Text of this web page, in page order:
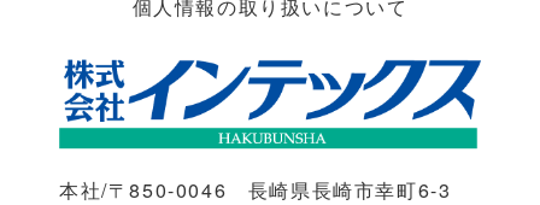
個人情報の取り扱いについて
本社/〒850-0046 長崎県長崎市幸町6-3